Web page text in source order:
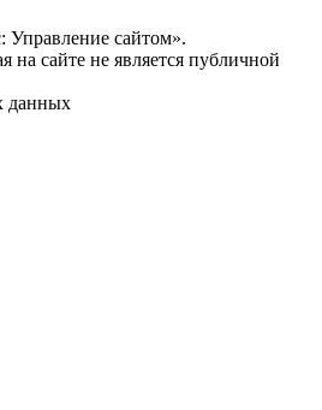
Управление сайтом».
сайте не является публичной
данных